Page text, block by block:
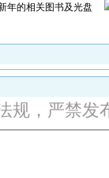
年的相关图书及光盘
规，严禁发